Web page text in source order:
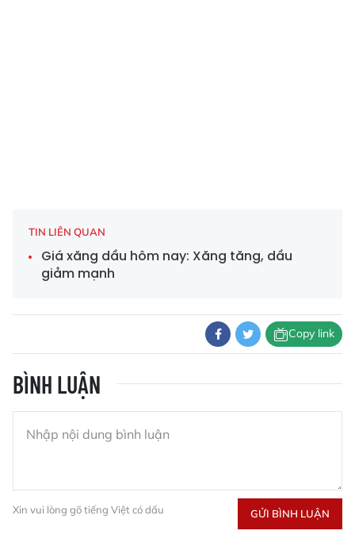
TIN LIÊN QUAN
Giá xăng dầu hôm nay: Xăng tăng, dầu
giảm mạnh
Copy link
BÌNH LUẬN
Xin vui lòng gõ tiếng Việt có dấu GỬI BÌNH LUẬN